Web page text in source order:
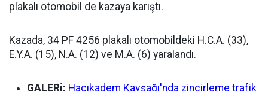
plakalı otomobil de kazaya karıştı.
Kazada, 34 PF 4256 plakalı otomobildeki H.C.A. (33),
E.Y.A. (15), N.A. (12) ve M.A. (6) yaralandı.
GALERi: Hacıkadem Kavşağı'nda zincirleme trafik